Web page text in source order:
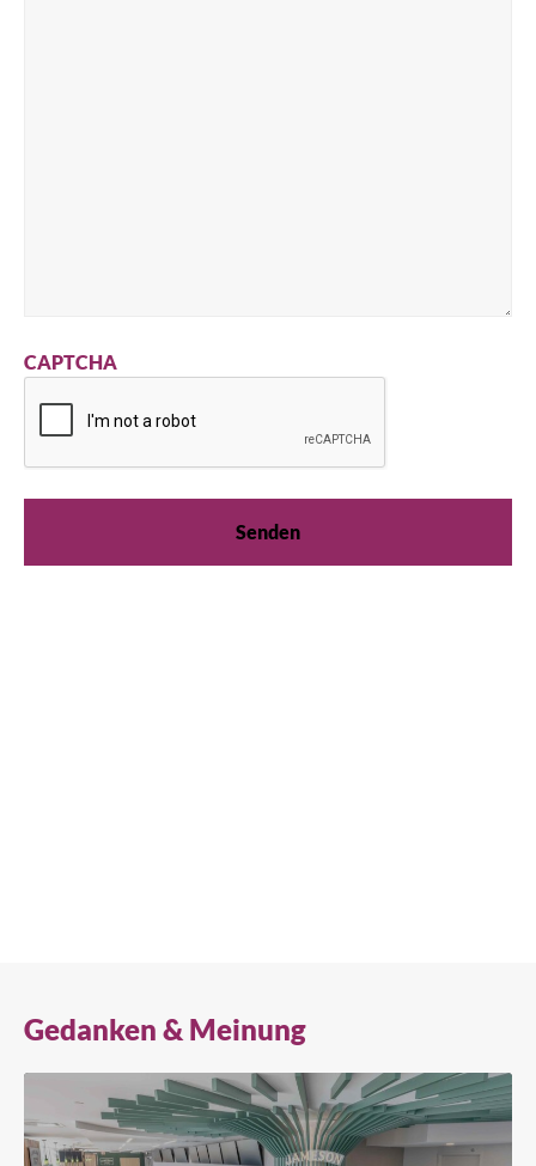
CAPTCHA
Gedanken & Meinung